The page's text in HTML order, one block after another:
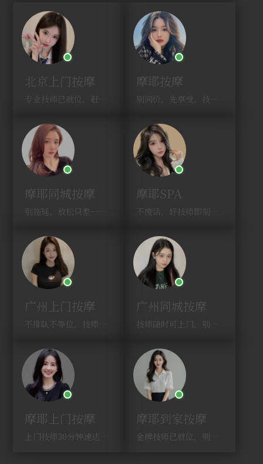
北京上门按摩
专业技师已就位，赶紧下单！
摩耶按摩
别问价，先享受，技师马上到！
摩耶同城按摩
别拖延，放松只差一次点击！
摩耶SPA
不废话，好技师即刻上门，约！
广州上门按摩
不排队不等位，技师直奔你家！
广州同城按摩
技师随时可上门，别啰嗦，赶紧约！
摩耶上门按摩
上门技师30分钟速达，别问，快约！
摩耶到家按摩
金牌技师已就位，别纠结，马上预约！